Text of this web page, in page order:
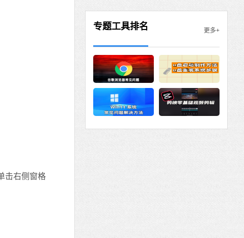
击右侧窗格
专题工具排名 更多+